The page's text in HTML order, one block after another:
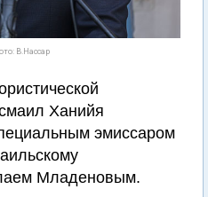
В.Нассар
Ханийя
эмиссаром
Младеновым.